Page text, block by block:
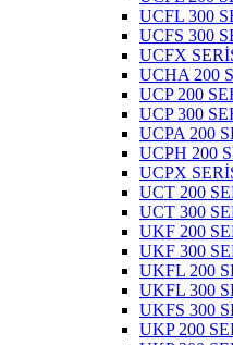
UCFL 300
UCFS 300
UCFX
UCHA 200
UCP 200
UCP 300
UCPA 200
UCPH 200
UCPX
UCT 200
UCT 300
UKF 200
UKF 300
UKFL 200
UKFL 300
UKFS 300
UKP 200